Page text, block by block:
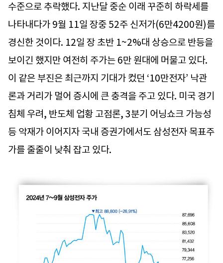
수준으로 추락했다. 지난달 중순 이래 꾸준히 하락세를
나타내다가 9월 11일 장중 52주 신저가(6만4200원)를
경신한 것이다. 12일 장 초반 1~2%대 상승으로 반등을
보이긴 했지만 여전히 주가는 6만 원대에 머물고 있다.
이 같은 부진은 최근까지 기대가 컸던 ‘10만전자’ 낙관
론과 거리가 멀어 증시에 큰 충격을 주고 있다. 미국 경기
침체 우려, 반도체 업황 고점론, 3분기 어닝쇼크 가능성
등 악재가 이어지자 국내 증권가에서도 삼성전자 목표주
가를 줄줄이 낮춰 잡고 있다.